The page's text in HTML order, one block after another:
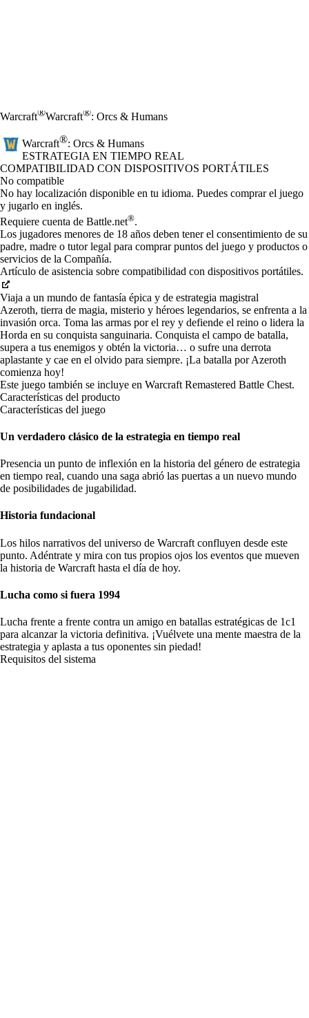
Warcraft®Warcraft®: Orcs & Humans
Warcraft®: Orcs & Humans
ESTRATEGIA EN TIEMPO REAL
Precio
Available actions
COMPATIBILIDAD CON DISPOSITIVOS PORTÁTILES
No compatible
No hay localización disponible en tu idioma. Puedes comprar el juego
y jugarlo en inglés.
Requiere cuenta de Battle.net®.
Los jugadores menores de 18 años deben tener el consentimiento de su
padre, madre o tutor legal para comprar puntos del juego y productos o
servicios de la Compañía.
Artículo de asistencia sobre compatibilidad con dispositivos portátiles.
Viaja a un mundo de fantasía épica y de estrategia magistral
Azeroth, tierra de magia, misterio y héroes legendarios, se enfrenta a la
invasión orca. Toma las armas por el rey y defiende el reino o lidera la
Horda en su conquista sanguinaria. Conquista el campo de batalla,
supera a tus enemigos y obtén la victoria… o sufre una derrota
aplastante y cae en el olvido para siempre. ¡La batalla por Azeroth
comienza hoy!
Este juego también se incluye en Warcraft Remastered Battle Chest.
Características del producto
Características del juego
Un verdadero clásico de la estrategia en tiempo real
Presencia un punto de inflexión en la historia del género de estrategia
en tiempo real, cuando una saga abrió las puertas a un nuevo mundo
de posibilidades de jugabilidad.
Historia fundacional
Los hilos narrativos del universo de Warcraft confluyen desde este
punto. Adéntrate y mira con tus propios ojos los eventos que mueven
la historia de Warcraft hasta el día de hoy.
Lucha como si fuera 1994
Lucha frente a frente contra un amigo en batallas estratégicas de 1c1
para alcanzar la victoria definitiva. ¡Vuélvete una mente maestra de la
estrategia y aplasta a tus oponentes sin piedad!
Requisitos del sistema